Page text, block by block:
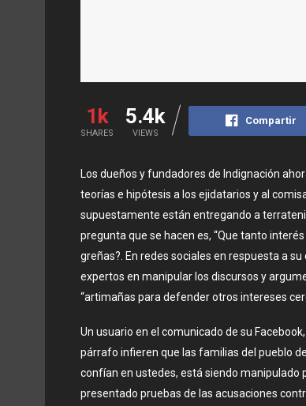
1k
SHARES
5.4k
VIEWS
Compartir
Los dueños y fundadores de Indignación
teorías e hipótesis a los ejidatarios y al
supuestamente están entregando a
pregunta que se hacen es, “Que tanto
greñas?. En redes sociales en respuesta a
expertos en manipular los discursos y
“artimañas para defender otros intereses
Un usuario en el comunicado de su
párrafo infieren que las familias del pueblo
confían en ustedes, está siendo manipulado
presentado pruebas de las acusaciones